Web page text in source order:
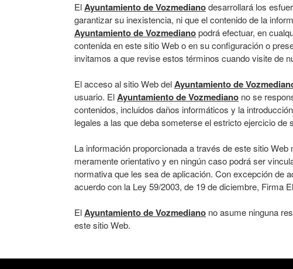
ElAyuntamiento de Vozmedianodesarrollará los
garantizar su inexistencia, ni que el contenido de la
Ayuntamiento de Vozmedianopodrá efectuar, en
contenida en este sitio Web o en su configuración o
invitamos a que revise estos términos cuando visite de
El acceso al sitio Web delAyuntamiento de
usuario. ElAyuntamiento de Vozmediano no se
contenidos, incluidos daños informáticos y la
legales a las que deba someterse el estricto ejercicio de
La información proporcionada a través de este sitio
meramente orientativo y en ningún caso podrá ser
normativa que les sea de aplicación. Con excepción de
acuerdo con la Ley 59/2003, de 19 de diciembre, Firma
ElAyuntamiento de Vozmediano no asume ninguna
este sitio Web.